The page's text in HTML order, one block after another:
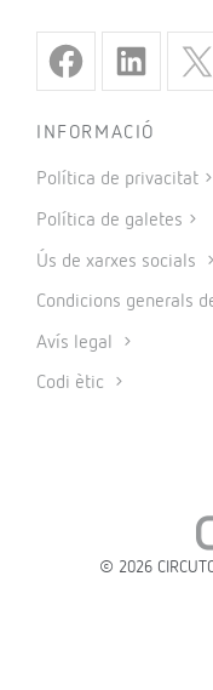
INFORMACIÓ
Política de privacitat
Política de galetes
Ús de xarxes socials
Condicions generals
Avís legal
Codi ètic
© 2026